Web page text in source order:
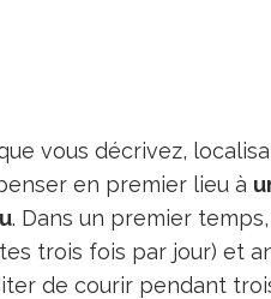
vous décrivez,
en premier lieu à
. Dans un premier
trois fois par jour) et
de courir pendant